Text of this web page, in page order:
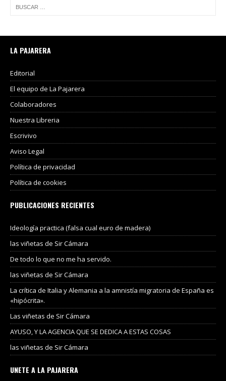
LA PAJARERA
Editorial
El equipo de La Pajarera
Colaboradores
Nuestra Libreria
Escrivivo
Aviso Legal
Política de privacidad
Política de cookies
PUBLICACIONES RECIENTES
Ideología practica (falsa cual euro de madera)
las viñetas de Sir Cámara
De todo lo que no me ha servido.
las viñetas de Sir Cámara
La crítica de Italia y Alemania a la amnistía migratoria de España es
«hipócrita».
Las viñetas de Sir Cámara
AYUSO, Y LA AGENCIA QUE SE DEDICA A ESTAS COSAS
las viñetas de Sir Cámara
UNETE A LA PAJARERA